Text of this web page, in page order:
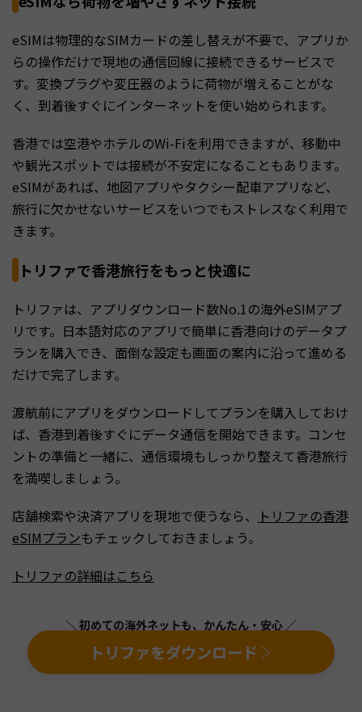
eSIMは物理的なSIMカードの差し替えが不要で、アプリか
らの操作だけで現地の通信回線に接続できるサービスで
す。変換プラグや変圧器のように荷物が増えることがな
く、到着後すぐにインターネットを使い始められます。
香港では空港やホテルのWi-Fiを利用できますが、移動中
や観光スポットでは接続が不安定になることもあります。
eSIMがあれば、地図アプリやタクシー配車アプリなど、
旅行に欠かせないサービスをいつでもストレスなく利用で
きます。
トリファで香港旅行をもっと快適に
トリファは、アプリダウンロード数No.1の海外eSIMアプ
リです。日本語対応のアプリで簡単に香港向けのデータプ
ランを購入でき、面倒な設定も画面の案内に沿って進める
だけで完了します。
渡航前にアプリをダウンロードしてプランを購入しておけ
ば、香港到着後すぐにデータ通信を開始できます。コンセ
ントの準備と一緒に、通信環境もしっかり整えて香港旅行
を満喫しましょう。
店舗検索や決済アプリを現地で使うなら、
トリファの香港
eSIMプランもチェックしておきましょう。
トリファの詳細はこちら
＼ 初めての海外ネットも、かんたん・安心 ／
トリファをダウンロード